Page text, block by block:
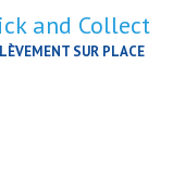
and Collect
SUR PLACE